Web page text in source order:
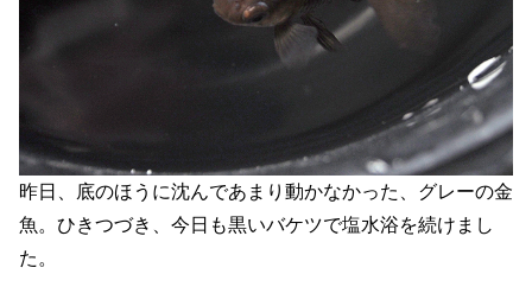
昨日、底のほうに沈んであまり動かなかった、グレーの金
魚。ひきつづき、今日も黒いバケツで塩水浴を続けまし
た。